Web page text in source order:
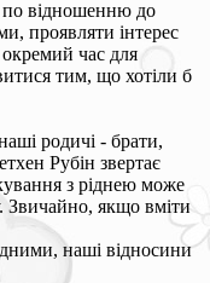
по відношенню до
проявляти інтерес
час для
тим, що хотіли б
родичі - брати,
Рубін звертає
з ріднею може
Звичайно, якщо вміти
наші відносини